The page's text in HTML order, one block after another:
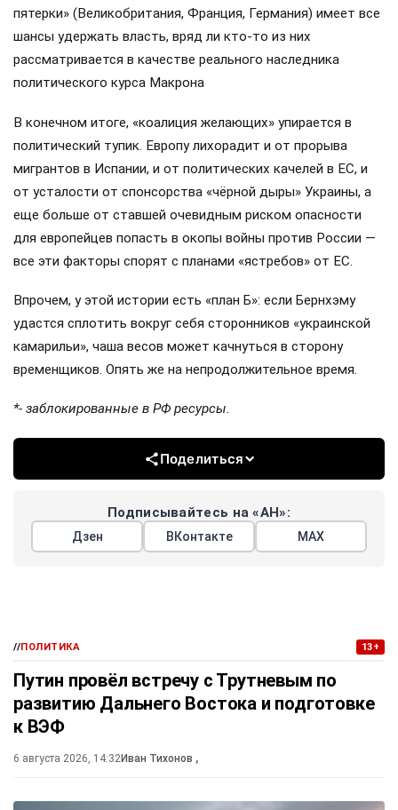
пятерки» (Великобритания, Франция, Германия) имеет все
шансы удержать власть, вряд ли кто-то из них
рассматривается в качестве реального наследника
политического курса Макрона
В конечном итоге, «коалиция желающих» упирается в
политический тупик. Европу лихорадит и от прорыва
мигрантов в Испании, и от политических качелей в ЕС, и
от усталости от спонсорства «чёрной дыры» Украины, а
еще больше от ставшей очевидным риском опасности
для европейцев попасть в окопы войны против России —
все эти факторы спорят с планами «ястребов» от ЕС.
Впрочем, у этой истории есть «план Б»: если Бернхэму
удастся сплотить вокруг себя сторонников «украинской
камарильи», чаша весов может качнуться в сторону
временщиков. Опять же на непродолжительное время.
*- заблокированные в РФ ресурсы.
Поделиться
Подписывайтесь на «АН»:
Дзен ВКонтакте МАХ
//ПОЛИТИКА 13+
Путин провёл встречу с Трутневым по
развитию Дальнего Востока и подготовке
к ВЭФ
6 августа 2026, 14:32Иван Тихонов ,